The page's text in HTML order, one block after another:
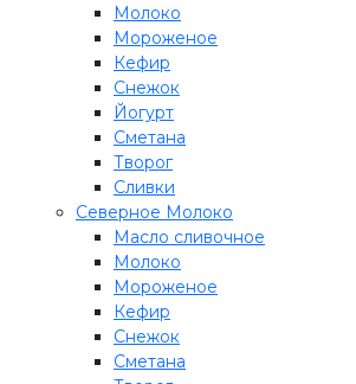
Молоко
Мороженое
Кефир
Снежок
Йогурт
Сметана
Творог
Сливки
Северное Молоко
Масло сливочное
Молоко
Мороженое
Кефир
Снежок
Сметана